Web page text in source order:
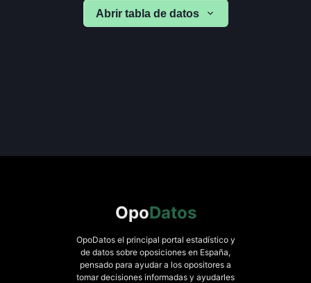
Abrir tabla de datos
OpoDatos
OpoDatos el principal portal estadístico y
de datos sobre oposiciones en España,
pensado para ayudar a los opositores a
tomar decisiones informadas y ayudarles